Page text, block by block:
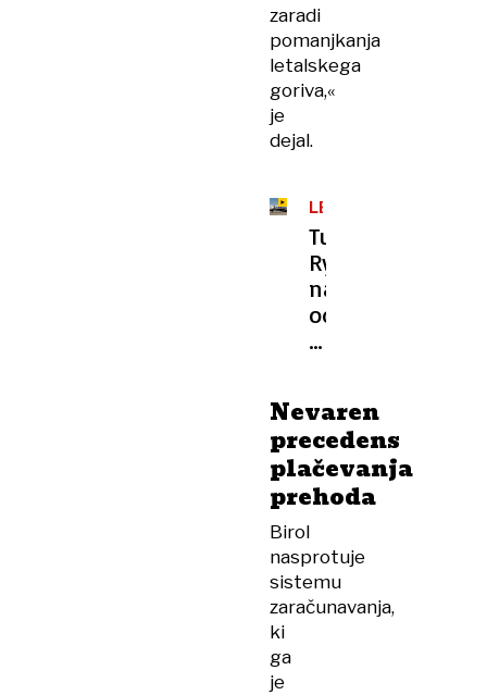
zaradi
pomanjkanja
letalskega
goriva,«
je
dejal.
LETALSKI
PROMET
Tudi
Ryanair
napoveduje
odpovedi
letov,
»Krivite
Trumpa!«
Nevaren
precedens
plačevanja
prehoda
Birol
nasprotuje
sistemu
zaračunavanja,
ki
ga
je